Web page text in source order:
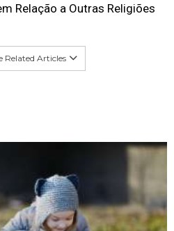
Relação a Outras Religiões
Related Articles